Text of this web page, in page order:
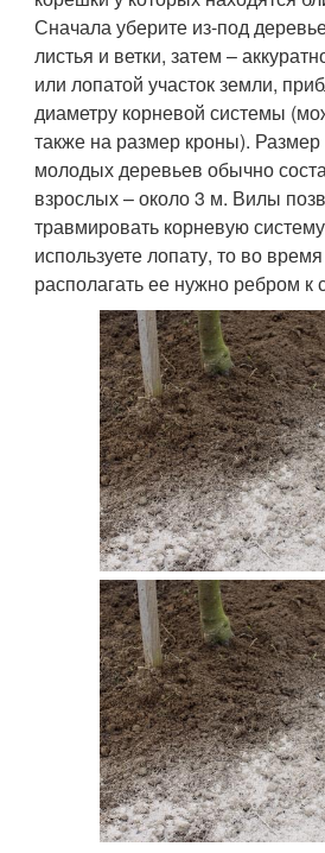
Сначала уберите из-под
листья и ветки, затем –
или лопатой участок земли,
диаметру корневой системы
также на размер кроны). Размер
молодых деревьев обычно
взрослых – около 3 м. Вилы
травмировать корневую
используете лопату, то во
располагать ее нужно ребром к